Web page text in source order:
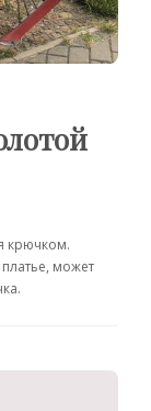
крючком.
может